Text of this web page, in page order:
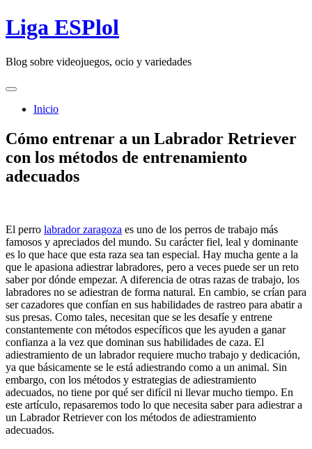
Skip
to
Liga ESPlol
Blog sobre videojuegos, ocio y variedades
Inicio
Cómo entrenar a un Labrador Retriever
con los métodos de entrenamiento
adecuados
El perro labrador zaragoza es uno de los perros de trabajo más
famosos y apreciados del mundo. Su carácter fiel, leal y dominante
es lo que hace que esta raza sea tan especial. Hay mucha gente a la
que le apasiona adiestrar labradores, pero a veces puede ser un reto
saber por dónde empezar. A diferencia de otras razas de trabajo, los
labradores no se adiestran de forma natural. En cambio, se crían para
ser cazadores que confían en sus habilidades de rastreo para abatir a
sus presas. Como tales, necesitan que se les desafíe y entrene
constantemente con métodos específicos que les ayuden a ganar
confianza a la vez que dominan sus habilidades de caza. El
adiestramiento de un labrador requiere mucho trabajo y dedicación,
ya que básicamente se le está adiestrando como a un animal. Sin
embargo, con los métodos y estrategias de adiestramiento
adecuados, no tiene por qué ser difícil ni llevar mucho tiempo. En
este artículo, repasaremos todo lo que necesita saber para adiestrar a
un Labrador Retriever con los métodos de adiestramiento
adecuados.